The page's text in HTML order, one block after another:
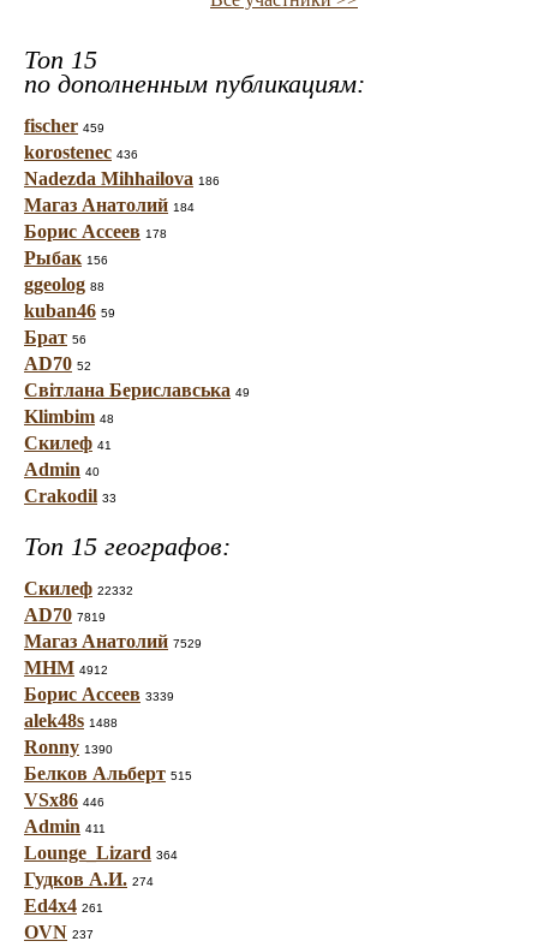
Топ 15
по дополненным публикациям:
fischer 459
korostenec 436
Nadezda Mihhailova 186
Магаз Анатолий 184
Борис Ассеев 178
Рыбак 156
ggeolog 88
kuban46 59
Брат 56
AD70 52
Світлана Бериславська 49
Klimbim 48
Скилеф 41
Admin 40
Crakodil 33
Топ 15 географов:
Скилеф 22332
AD70 7819
Магаз Анатолий 7529
МНМ 4912
Борис Ассеев 3339
alek48s 1488
Ronny 1390
Белков Альберт 515
VSx86 446
Admin 411
Lounge_Lizard 364
Гудков А.И. 274
Ed4x4 261
OVN 237